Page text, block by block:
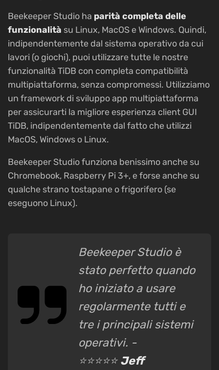
Beekeeper Studio ha parità completa delle
funzionalità su Linux, MacOS e Windows. Quindi,
indipendentemente dal sistema operativo da cui
lavori (o giochi), puoi utilizzare tutte le nostre
funzionalità TiDB con completa compatibilità
multipiattaforma, senza compromessi. Utilizziamo
un framework di sviluppo app multipiattaforma
per assicurarti la migliore esperienza client GUI
TiDB, indipendentemente dal fatto che utilizzi
MacOS, Windows o Linux.
Beekeeper Studio funziona benissimo anche su
Chromebook, Raspberry Pi 3+, e forse anche su
qualche strano tostapane o frigorifero (se
eseguono Linux).
Beekeeper Studio è
stato perfetto quando
ho iniziato a usare
regolarmente tutti e
tre i principali sistemi
operativi. -
⭐⭐⭐⭐⭐ Jeff